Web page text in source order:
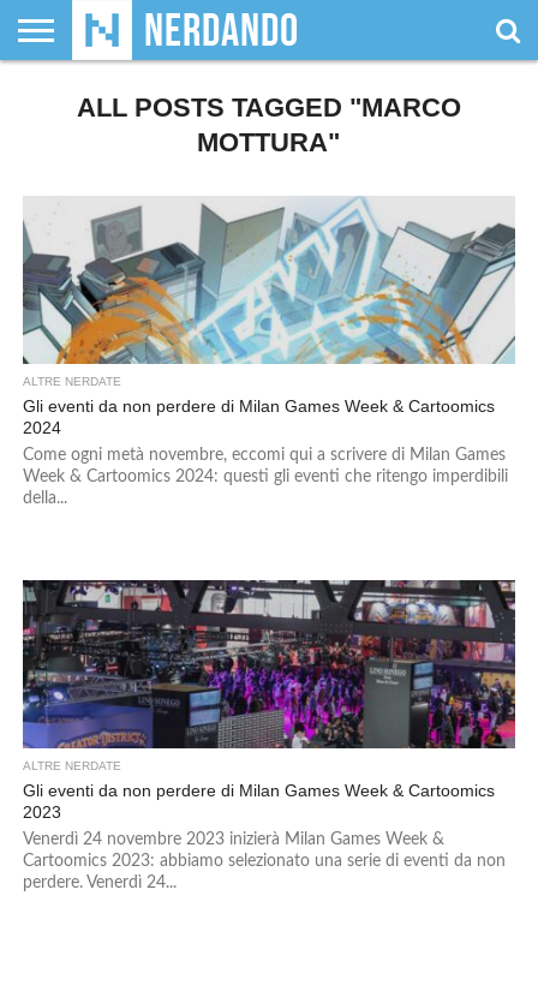
SIAMO
GIOCHI
GIOCHI
VIDEOGAMES
FILM
FUMETTI
& LIBRI
MAGIC:
THE
DUNGEONS
WRESTLING
NERDANDO
AWARDS
BOLLINI
ALL POSTS TAGGED "MARCO
MOTTURA"
ALTRE NERDATE
Gli eventi da non perdere di Milan Games Week & Cartoomics
2024
Come ogni metà novembre, eccomi qui a scrivere di Milan Games
Week & Cartoomics 2024: questi gli eventi che ritengo imperdibili
della...
ALTRE NERDATE
Gli eventi da non perdere di Milan Games Week & Cartoomics
2023
Venerdì 24 novembre 2023 inizierà Milan Games Week &
Cartoomics 2023: abbiamo selezionato una serie di eventi da non
perdere. Venerdì 24...